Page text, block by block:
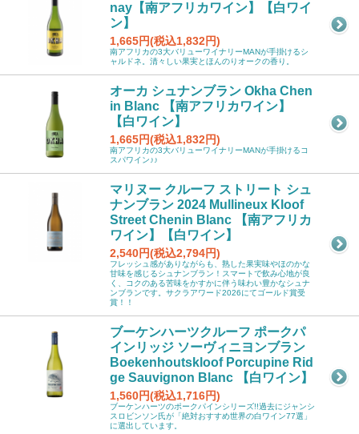
nay【南アフリカワイン】【白ワイ
ン】
1,665円(税込1,832円)
南アフリカの3大バリューワイナリーMANが手掛けるシ
ャルドネ。清々しい果実とほんのりオークの香り。
オーカ シュナンブラン Okha Chen
in Blanc 【南アフリカワイン】
【白ワイン】
1,665円(税込1,832円)
南アフリカの3大バリューワイナリーMANが手掛けるコ
スパワイン♪♪
マリヌー クルーフ ストリート シュ
ナンブラン 2024 Mullineux Kloof
Street Chenin Blanc 【南アフリカ
ワイン】【白ワイン】
2,540円(税込2,794円)
フレッシュ感がありながらも、熟した果実味やほのかな
甘味を感じるシュナンブラン！スマートで飲み心地が良
く、コクのある苦味をかすかに伴う味わい豊かなシュナ
ンブランです。サクラアワード2026にてゴールド賞受
賞！！
ブーケンハーツクルーフ ポークパ
インリッジ ソーヴィニヨンブラン
Boekenhoutskloof Porcupine Rid
ge Sauvignon Blanc 【白ワイン】
1,560円(税込1,716円)
ブーケンハーツのポークパインシリーズ!!過去にジャンシ
スロビンソン氏が「絶対おすすめ世界の白ワイン77選」
に選出しています。